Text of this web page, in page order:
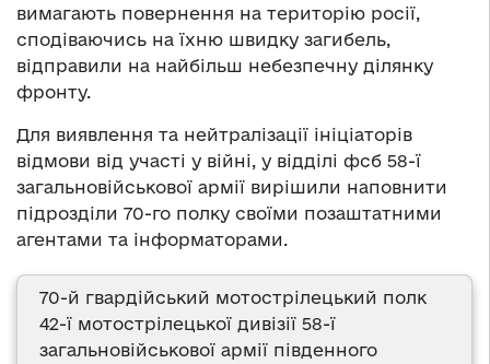
вимагають повернення на територію росії,
сподіваючись на їхню швидку загибель,
відправили на найбільш небезпечну ділянку
фронту.
Для виявлення та нейтралізації ініціаторів
відмови від участі у війні, у відділі фсб 58-ї
загальновійськової армії вирішили наповнити
підрозділи 70-го полку своїми позаштатними
агентами та інформаторами.
70-й гвардійський мотострілецький полк
42-ї мотострілецької дивізії 58-ї
загальновійськової армії південного